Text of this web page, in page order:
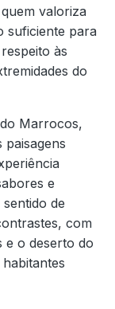
valoriza
suficiente para
às
do
Marrocos,
paisagens
e
de
com
e o deserto do